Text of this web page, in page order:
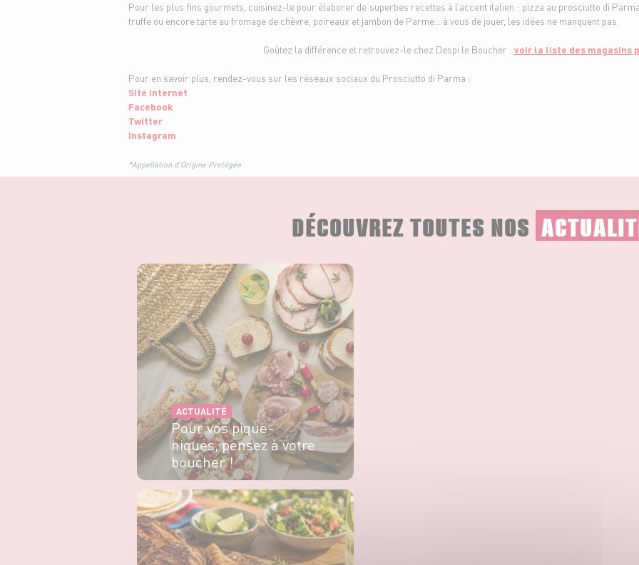
Pour les plus fins gourmets, cuisinez-le pour élaborer de superbes recettes à l’accent italien : pizza au prosciutto di
truffe ou encore tarte au fromage de chèvre, poireaux et jambon de Parme… à vous de jouer, les idées ne manquent pas.
Goûtez la différence et retrouvez-le chez Despi le Boucher : voir la liste des magasins
Pour en savoir plus, rendez-vous sur les réseaux sociaux du Prosciutto di Parma :
Site internet
Facebook
Twitter
Instagram
*Appellation d'Origine Protégée
DÉCOUVREZ TOUTES NOS
ACTUALITÉ
Pour vos pique-
niques, pensez à votre
boucher !
EN SAVOIR PLUS